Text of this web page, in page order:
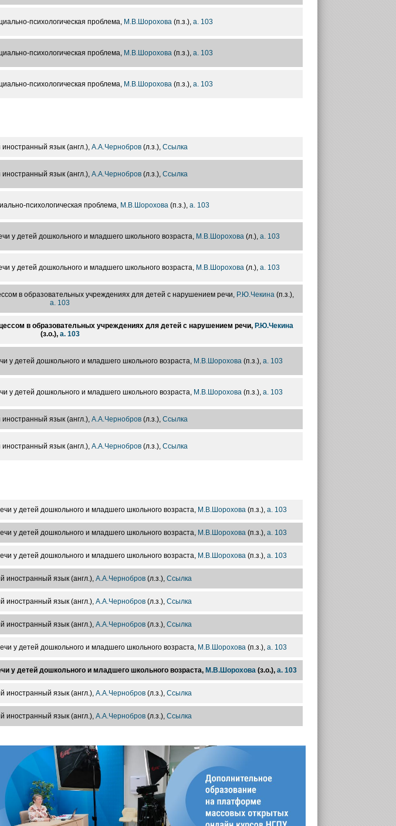
психологическая проблема, М.В.Шорохова(п.з.), а. 103
психологическая проблема, М.В.Шорохова(п.з.), а. 103
психологическая проблема, М.В.Шорохова(п.з.), а. 103
язык (англ.), А.А.Чернобров(л.з.), Ссылка
язык (англ.), А.А.Чернобров(л.з.), Ссылка
психологическая проблема, М.В.Шорохова(п.з.), а. 103
у детей дошкольного и младшего школьного возраста, М.В.Шорохова (л.), а. 103
у детей дошкольного и младшего школьного возраста, М.В.Шорохова (л.), а. 103
в образовательных учреждениях для детей с нарушением речи, Р.Ю.Чекина(п.з.),
а. 103
в образовательных учреждениях для детей с нарушением речи, Р.Ю.Чекина
(з.о.), а. 103
у детей дошкольного и младшего школьного возраста, М.В.Шорохова(п.з.), а. 103
у детей дошкольного и младшего школьного возраста, М.В.Шорохова(п.з.), а. 103
язык (англ.), А.А.Чернобров(л.з.), Ссылка
язык (англ.), А.А.Чернобров(л.з.), Ссылка
у детей дошкольного и младшего школьного возраста, М.В.Шорохова (п.з.), а. 103
у детей дошкольного и младшего школьного возраста, М.В.Шорохова (п.з.), а. 103
у детей дошкольного и младшего школьного возраста, М.В.Шорохова (п.з.), а. 103
иностранный язык (англ.), А.А.Чернобров (л.з.), Ссылка
иностранный язык (англ.), А.А.Чернобров (л.з.), Ссылка
иностранный язык (англ.), А.А.Чернобров (л.з.), Ссылка
у детей дошкольного и младшего школьного возраста, М.В.Шорохова (п.з.), а. 103
у детей дошкольного и младшего школьного возраста, М.В.Шорохова (з.о.), а. 103
иностранный язык (англ.), А.А.Чернобров (л.з.), Ссылка
иностранный язык (англ.), А.А.Чернобров (л.з.), Ссылка